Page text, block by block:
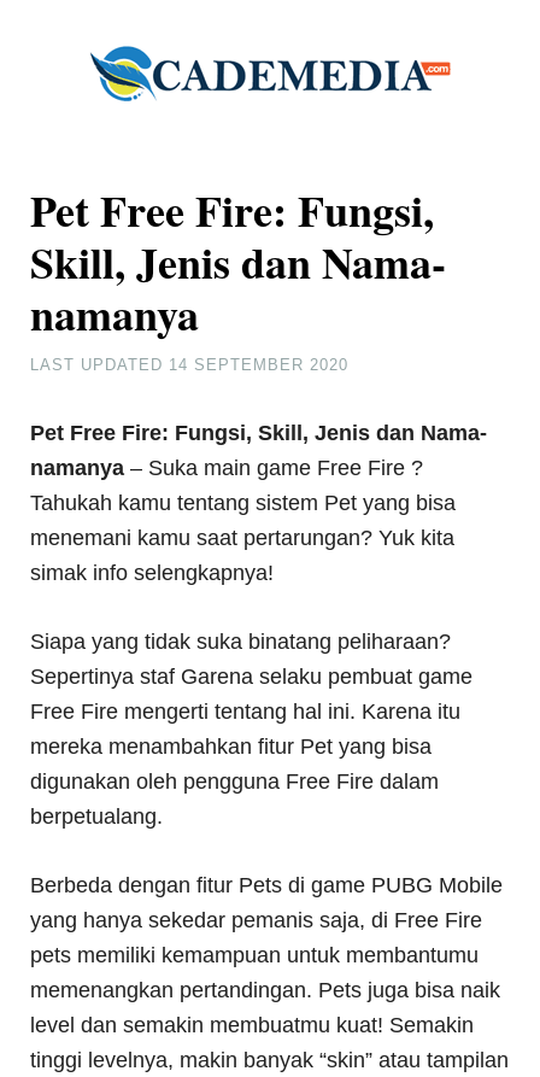
Pet Free Fire: Fungsi,
Skill, Jenis dan Nama-
namanya
LAST UPDATED 14 SEPTEMBER 2020
Pet Free Fire: Fungsi, Skill, Jenis dan Nama-
namanya – Suka main game Free Fire ?
Tahukah kamu tentang sistem Pet yang bisa
menemani kamu saat pertarungan? Yuk kita
simak info selengkapnya!
Siapa yang tidak suka binatang peliharaan?
Sepertinya staf Garena selaku pembuat game
Free Fire mengerti tentang hal ini. Karena itu
mereka menambahkan fitur Pet yang bisa
digunakan oleh pengguna Free Fire dalam
berpetualang.
Berbeda dengan fitur Pets di game PUBG Mobile
yang hanya sekedar pemanis saja, di Free Fire
pets memiliki kemampuan untuk membantumu
memenangkan pertandingan. Pets juga bisa naik
level dan semakin membuatmu kuat! Semakin
tinggi levelnya, makin banyak “skin” atau tampilan